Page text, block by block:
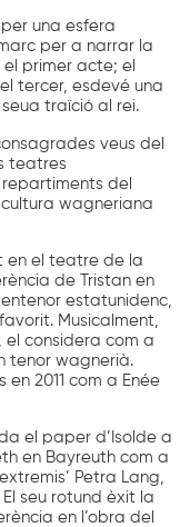
una esfera
per a narrar la
el primer acte; el
tercer, esdevé una
traïció al rei.
veus del
teatres
del
wagneriana
en el teatre de la
de Tristan en
estatunidenc,
Musicalment,
el considera com a
tenor wagnerià.
2011 com a Enée
el paper d’Isolde a
en Bayreuth com a
Petra Lang,
seu rotund èxit la
en l’obra del